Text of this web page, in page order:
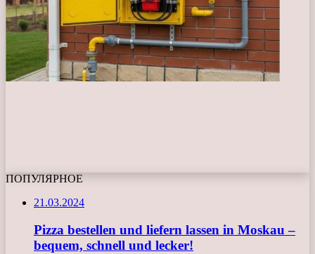
ПОПУЛЯРНОЕ
21.03.2024
Pizza bestellen und liefern lassen in Moskau –
bequem, schnell und lecker!